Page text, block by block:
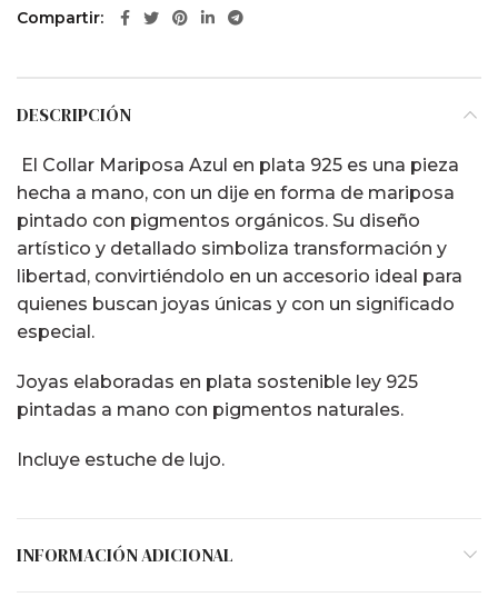
Compartir
DESCRIPCIÓN
El Collar Mariposa Azul en plata 925 es una pieza
hecha a mano, con un dije en forma de mariposa
pintado con pigmentos orgánicos. Su diseño
artístico y detallado simboliza transformación y
libertad, convirtiéndolo en un accesorio ideal para
quienes buscan joyas únicas y con un significado
especial.
Joyas elaboradas en plata sostenible ley 925
pintadas a mano con pigmentos naturales.
Incluye estuche de lujo.
INFORMACIÓN ADICIONAL